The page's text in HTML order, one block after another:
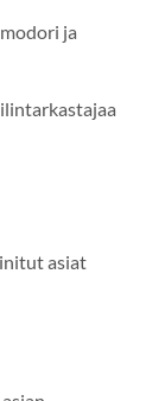
ja
asiat